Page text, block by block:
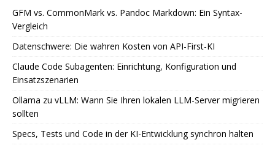
GFM vs. CommonMark vs. Pandoc Markdown: Ein Syntax-
Vergleich
Datenschwere: Die wahren Kosten von API-First-KI
Claude Code Subagenten: Einrichtung, Konfiguration und
Einsatzszenarien
Ollama zu vLLM: Wann Sie Ihren lokalen LLM-Server migrieren
sollten
Specs, Tests und Code in der KI-Entwicklung synchron halten